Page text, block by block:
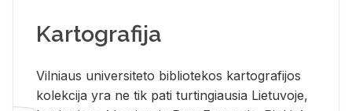
Kartografija
Vil­niaus uni­ver­si­te­to bi­b­lio­te­kos kar­to­gra­fi­jos
ko­lek­ci­ja yra ne tik pati tur­tin­giau­sia Lie­tu­vo­je,